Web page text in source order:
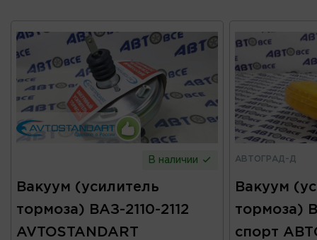
В наличии
Вакуум (усилитель
тормоза) ВАЗ-2110-2112
AVTOSTANDART
АВТОГРАД-Д
Вакуум
тормоза)
спорт